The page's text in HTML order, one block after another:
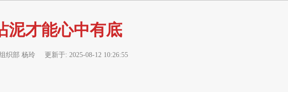
泥才能心中有底
织部 杨玲 更新于: 2025-08-12 10:26:55